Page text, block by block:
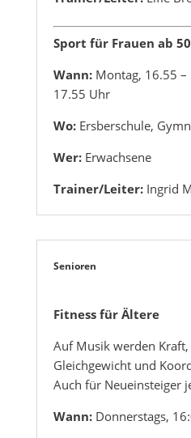
Sport für Frauen ab
Wann: Montag, 16.55 –
17.55 Uhr
Wo: Ersberschule,
Wer: Erwachsene
Trainer/Leiter: Ingrid
Senioren
Fitness für Ältere
Auf Musik werden
Gleichgewicht und
Auch für Neueinsteiger
Wann: Donnerstags,